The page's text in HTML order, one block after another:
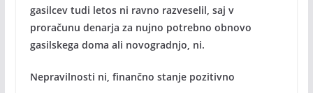
gasilcev tudi letos ni ravno razveselil, saj v
proračunu denarja za nujno potrebno obnovo
gasilskega doma ali novogradnjo, ni.
Nepravilnosti ni, finančno stanje pozitivno